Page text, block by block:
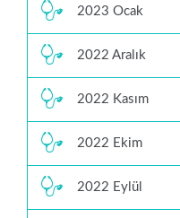
2023 Ocak
2022 Aralık
2022 Kasım
2022 Ekim
2022 Eylül